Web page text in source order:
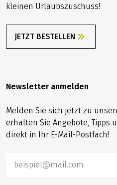
kleinen Urlaubszuschuss!
JETZT BESTELLEN
Newsletter anmelden
Melden Sie sich jetzt zu
erhalten Sie Angebote, Tipps
direkt in Ihr E-Mail-Postfach!